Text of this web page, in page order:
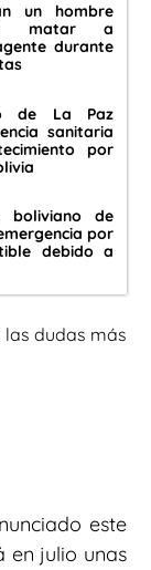
un hombre
matar a
durante
de La Paz
sanitaria
por
boliviano de
por
debido a
las dudas más
este
en julio unas